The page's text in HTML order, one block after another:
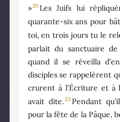
»20 Les Juifs lui
quarante-six ans pour
toi, en trois jours tu le
parlait du sanctuaire
quand il se réveilla
disciples se rappelèrent
crurent à l’Écriture et à
avait dite.23 Pendant
pour la fête de la Pâque,